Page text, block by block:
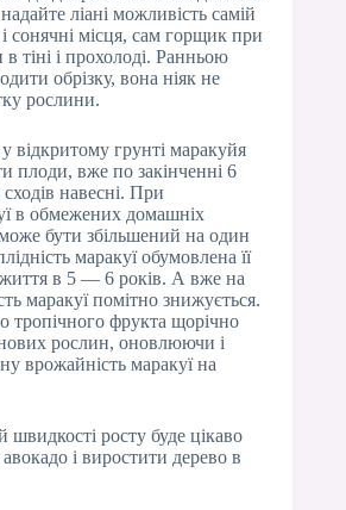
ліані можливість самій
і сонячні місця, сам горщик при
тіні і прохолоді. Ранньою
обрізку, вона ніяк не
рослини.
відкритому грунті маракуйя
плоди, вже по закінченні 6
навесні. При
в обмежених домашніх
бути збільшений на один
маракуї обумовлена її
в 5 — 6 років. А вже на
маракуї помітно знижується.
тропічного фрукта щорічно
рослин, оновлюючи і
врожайність маракуї на
швидкості росту буде цікаво
і виростити дерево в